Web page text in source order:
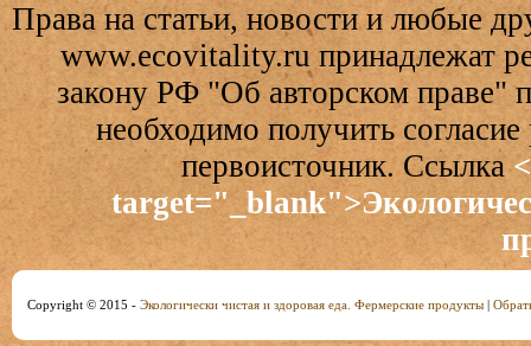
Права на статьи, новости и любые
www.ecovitality.ru принадлежат
закону РФ "Об авторском праве"
необходимо получить
первоисточник. Ссылка
Copyright © 2015 - Экологически чистая и здоровая еда. Фермерские продукты |